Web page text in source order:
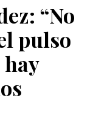
“No
pulso